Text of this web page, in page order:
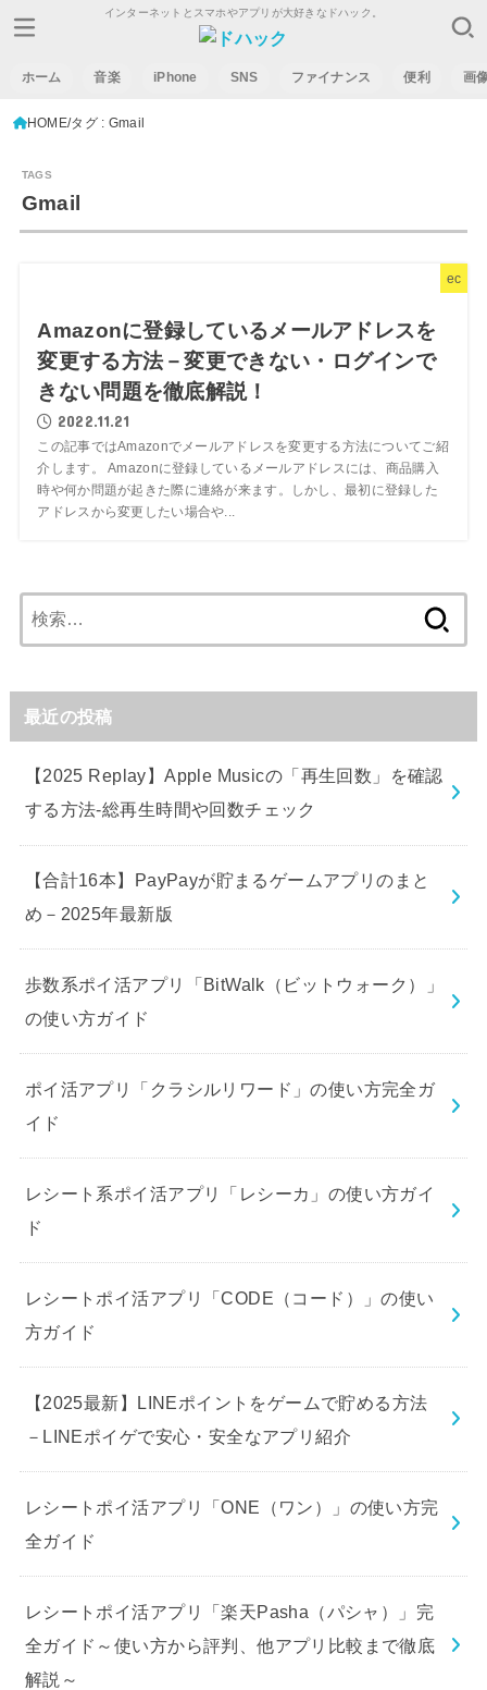
インターネットとスマホやアプリが大好きなドハック。
ホーム 音楽 iPhone SNS ファイナンス 便利 画
HOME タグ : Gmail
Gmail
ec
Amazonに登録しているメールアドレスを
変更する方法－変更できない・ログインで
きない問題を徹底解説！
2022.11.21
この記事ではAmazonでメールアドレスを変更する方法についてご紹
介します。 Amazonに登録しているメールアドレスには、商品購入
時や何か問題が起きた際に連絡が来ます。しかし、最初に登録した
アドレスから変更したい場合や...
索:
最近の投稿
【2025 Replay】Apple Musicの「再生回数」を確認
する方法-総再生時間や回数チェック
【合計16本】PayPayが貯まるゲームアプリのまと
め－2025年最新版
歩数系ポイ活アプリ「BitWalk（ビットウォーク）」
の使い方ガイド
ポイ活アプリ「クラシルリワード」の使い方完全ガ
イド
レシート系ポイ活アプリ「レシーカ」の使い方ガイ
ド
レシートポイ活アプリ「CODE（コード）」の使い
方ガイド
【2025最新】LINEポイントをゲームで貯める方法
－LINEポイゲで安心・安全なアプリ紹介
レシートポイ活アプリ「ONE（ワン）」の使い方完
全ガイド
レシートポイ活アプリ「楽天Pasha（パシャ）」完
全ガイド～使い方から評判、他アプリ比較まで徹底
解説～